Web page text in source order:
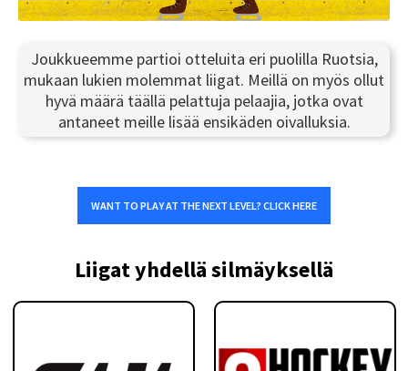
Joukkueemme partioi otteluita eri puolilla Ruotsia,
mukaan lukien molemmat liigat. Meillä on myös ollut
hyvä määrä täällä pelattuja pelaajia, jotka ovat
antaneet meille lisää ensikäden oivalluksia.
WANT TO PLAY AT THE NEXT LEVEL? CLICK HERE
Liigat yhdellä silmäyksellä